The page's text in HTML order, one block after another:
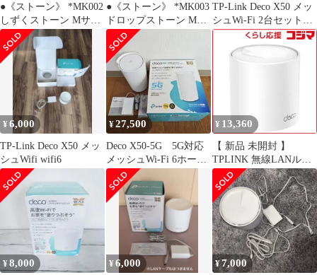
●《ストーン》 *MK002
しずくストーン Mサイ
ズ / ネイルストーン し
ずく型 ドロップストー
ン レ 涙型 ドロップ オ
ーロラ クリスタル ネイ
ルパーツ ラインストー
ン ガラスストーン
●《ストーン》 *MK003
ドロップストーン Mサ
イズ / ネイルストーン
ドロップ型 水滴 涙 オ
ーロラ クリスタル ネイ
ルパーツ ラインストー
ン ガラスストーン
TP-Link Deco X50 メッ
シュWi-Fi 2台セット
AX3000
¥6,000
TP-Link Deco X50 メッ
シュWifi wifi6
¥27,500
Deco X50-5G 5G対応
メッシュWi-Fi 6ホーム
ルーター
¥ 13,360
【 新品 未開封 】
TPLINK 無線LANルー
ター(Wi-Fiルーター)
Wi-Fi 6(ax)/ac/n/a/g/b 目
安：～3LDK/2階建
DecoX501P 未使用 送料
無料
¥8,000 ¥6,000 ¥7,000